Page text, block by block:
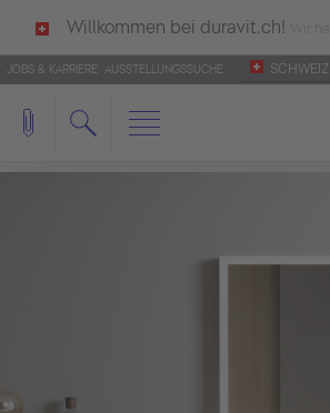
Willkommen bei duravit.ch!
deutsch als Ihre Sprache erkannt.
Français Italiano
JOBS & KARRIERE AUSSTELLUNGSSUCHE SCHWEIZ